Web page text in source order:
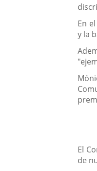
En
y la
El
de